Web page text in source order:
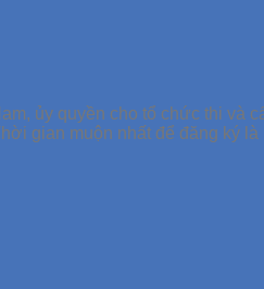
ủy quyền cho tổ chức thi và
gian muộn nhất để đăng ký